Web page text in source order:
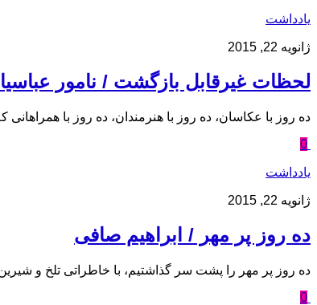
یادداشت
ژانویه 22, 2015
لحظات غیرقابل بازگشت / نامور
ده روز با عکاسان، ده روز با هنرمندان، ده روز با
0
یادداشت
ژانویه 22, 2015
ده روز پر مهر / ابراهیم صافی
ده روز پر مهر را پشت سر گذاشتیم، با خاطراتی تلخ و
0